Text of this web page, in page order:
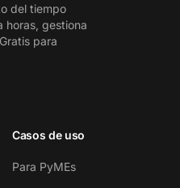
del tiempo
horas, gestiona
para
Casos de uso
Para PyMEs